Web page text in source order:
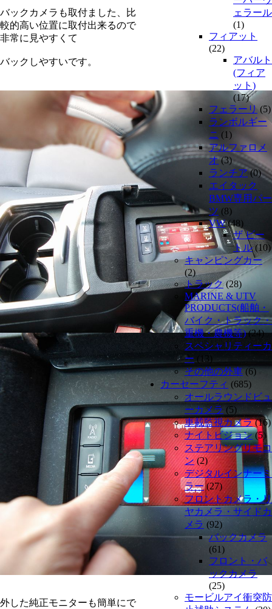
バックカメラも取付ました、比
較的高い位置に取付出来るので
非常に見やすくて
バックしやすいです。
外した純正モニターも簡単にで
ェラール
(1)
フィアット
(22)
アバルト
(フィア
ット)
(17)
フェラーリ(5)
ランボルギー
ニ (1)
アルファロメ
オ(3)
ランチア(0)
エイタック
BMW専用パー
ツ (8)
VW(48)
ザ ビー
トル(10)
キャンピングカー
(2)
トラック(28)
MARINE & UTV
PRODUCTS(船舶・
バイク・トラック・
重機・農機等)(24)
スペシャリティーカ
ー (13)
その他の外車(6)
カーセーフティ (685)
オールラウンドビュ
ーカメラ (5)
車載監視カメラ(16)
ナイトビジョン(5)
ステアリングリモコ
ン(2)
デジタルインナーミ
ラー(27)
フロントカメラ・リ
ヤカメラ・サイドカ
メラ (92)
バックカメラ
(61)
フロント・バ
ックカメラ
(25)
モービルアイ衝突防